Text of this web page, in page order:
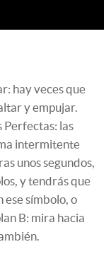
hay veces que
y empujar.
Perfectas: las
intermitente
unos segundos,
y tendrás que
ese símbolo, o
B: mira hacia